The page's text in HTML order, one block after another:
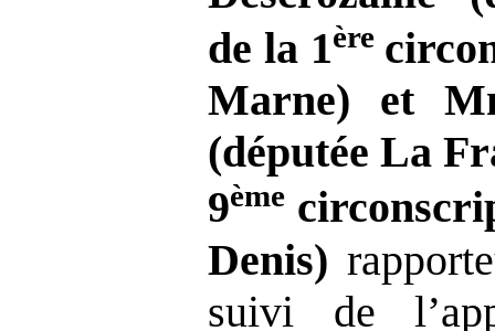
de la 1ère
Marne) et
(députée La
9ème
Denis)
suivi de